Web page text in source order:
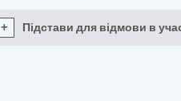
+ Підстави для відмови в